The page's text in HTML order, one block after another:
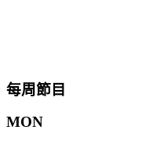
每周節目
MON